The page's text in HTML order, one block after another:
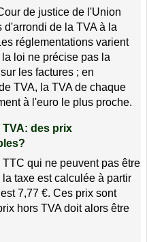
de justice de l'Union
de la TVA à la
réglementations varient
loi ne précise pas la
les factures ; en
TVA, la TVA de chaque
à l'euro le plus proche.
des prix
TTC qui ne peuvent pas être
taxe est calculée à partir
7,77 €. Ces prix sont
hors TVA doit alors être